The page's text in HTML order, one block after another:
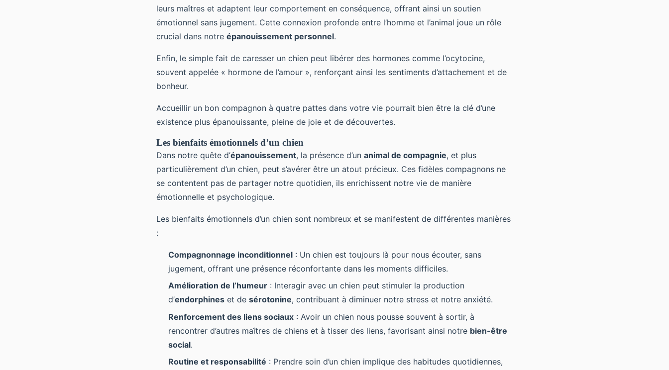
leurs maîtres et adaptent leur comportement en conséquence, offrant ainsi un soutien
émotionnel sans jugement. Cette connexion profonde entre l’homme et l’animal joue un rôle
crucial dans notre épanouissement personnel.
Enfin, le simple fait de caresser un chien peut libérer des hormones comme l’ocytocine,
souvent appelée « hormone de l’amour », renforçant ainsi les sentiments d’attachement et de
bonheur.
Accueillir un bon compagnon à quatre pattes dans votre vie pourrait bien être la clé d’une
existence plus épanouissante, pleine de joie et de découvertes.
Les bienfaits émotionnels d’un chien
Dans notre quête d’épanouissement, la présence d’un animal de compagnie, et plus
particulièrement d’un chien, peut s’avérer être un atout précieux. Ces fidèles compagnons ne
se contentent pas de partager notre quotidien, ils enrichissent notre vie de manière
émotionnelle et psychologique.
Les bienfaits émotionnels d’un chien sont nombreux et se manifestent de différentes manières
:
Compagnonnage inconditionnel : Un chien est toujours là pour nous écouter, sans
jugement, offrant une présence réconfortante dans les moments difficiles.
Amélioration de l’humeur : Interagir avec un chien peut stimuler la production
d’endorphines et de sérotonine, contribuant à diminuer notre stress et notre anxiété.
Renforcement des liens sociaux : Avoir un chien nous pousse souvent à sortir, à
rencontrer d’autres maîtres de chiens et à tisser des liens, favorisant ainsi notre bien-être
social.
Routine et responsabilité : Prendre soin d’un chien implique des habitudes quotidiennes,